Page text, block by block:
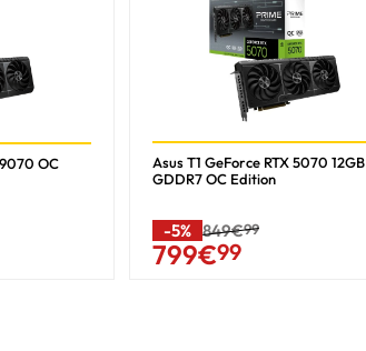
OC
Asus T1 GeForce RTX 5070 12GB
GDDR7 OC Edition
-5% 849€99
799€99